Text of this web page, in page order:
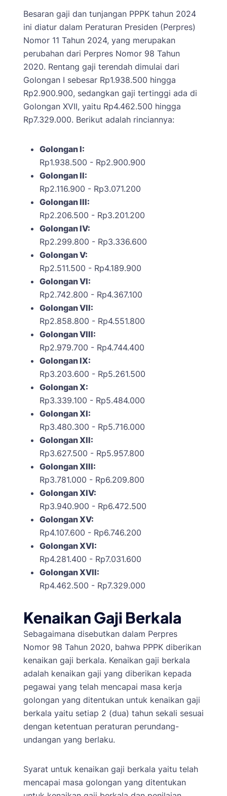
Besaran gaji dan tunjangan PPPK tahun 2024
ini diatur dalam Peraturan Presiden (Perpres)
Nomor 11 Tahun 2024, yang merupakan
perubahan dari Perpres Nomor 98 Tahun
2020. Rentang gaji terendah dimulai dari
Golongan I sebesar Rp1.938.500 hingga
Rp2.900.900, sedangkan gaji tertinggi ada di
Golongan XVII, yaitu Rp4.462.500 hingga
Rp7.329.000. Berikut adalah rinciannya:
Golongan I:
Rp1.938.500 - Rp2.900.900
Golongan II:
Rp2.116.900 - Rp3.071.200
Golongan III:
Rp2.206.500 - Rp3.201.200
Golongan IV:
Rp2.299.800 - Rp3.336.600
Golongan V:
Rp2.511.500 - Rp4.189.900
Golongan VI:
Rp2.742.800 - Rp4.367.100
Golongan VII:
Rp2.858.800 - Rp4.551.800
Golongan VIII:
Rp2.979.700 - Rp4.744.400
Golongan IX:
Rp3.203.600 - Rp5.261.500
Golongan X:
Rp3.339.100 - Rp5.484.000
Golongan XI:
Rp3.480.300 - Rp5.716.000
Golongan XII:
Rp3.627.500 - Rp5.957.800
Golongan XIII:
Rp3.781.000 - Rp6.209.800
Golongan XIV:
Rp3.940.900 - Rp6.472.500
Golongan XV:
Rp4.107.600 - Rp6.746.200
Golongan XVI:
Rp4.281.400 - Rp7.031.600
Golongan XVII:
Rp4.462.500 - Rp7.329.000
Kenaikan Gaji Berkala
Sebagaimana disebutkan dalam Perpres
Nomor 98 Tahun 2020, bahwa PPPK diberikan
kenaikan gaji berkala. Kenaikan gaji berkala
adalah kenaikan gaji yang diberikan kepada
pegawai yang telah mencapai masa kerja
golongan yang ditentukan untuk kenaikan gaji
berkala yaitu setiap 2 (dua) tahun sekali sesuai
dengan ketentuan peraturan perundang-
undangan yang berlaku.
Syarat untuk kenaikan gaji berkala yaitu telah
mencapai masa golongan yang ditentukan